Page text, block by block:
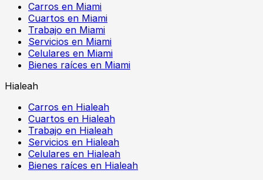
Carros en Miami
Cuartos en Miami
Trabajo en Miami
Servicios en Miami
Celulares en Miami
Bienes raíces en Miami
Hialeah
Carros en Hialeah
Cuartos en Hialeah
Trabajo en Hialeah
Servicios en Hialeah
Celulares en Hialeah
Bienes raíces en Hialeah